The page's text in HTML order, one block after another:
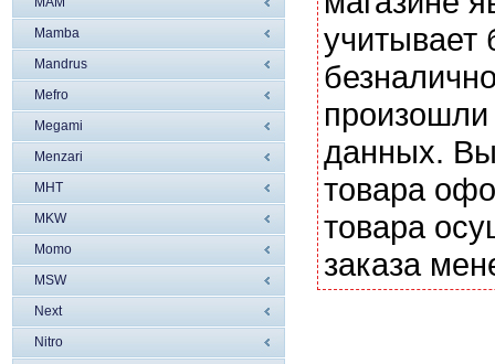
Mamba
Mandrus
Mefro
Megami
Menzari
MHT
MKW
Momo
MSW
Next
Nitro
учитывает
данных. Вы
товара
товара
заказа